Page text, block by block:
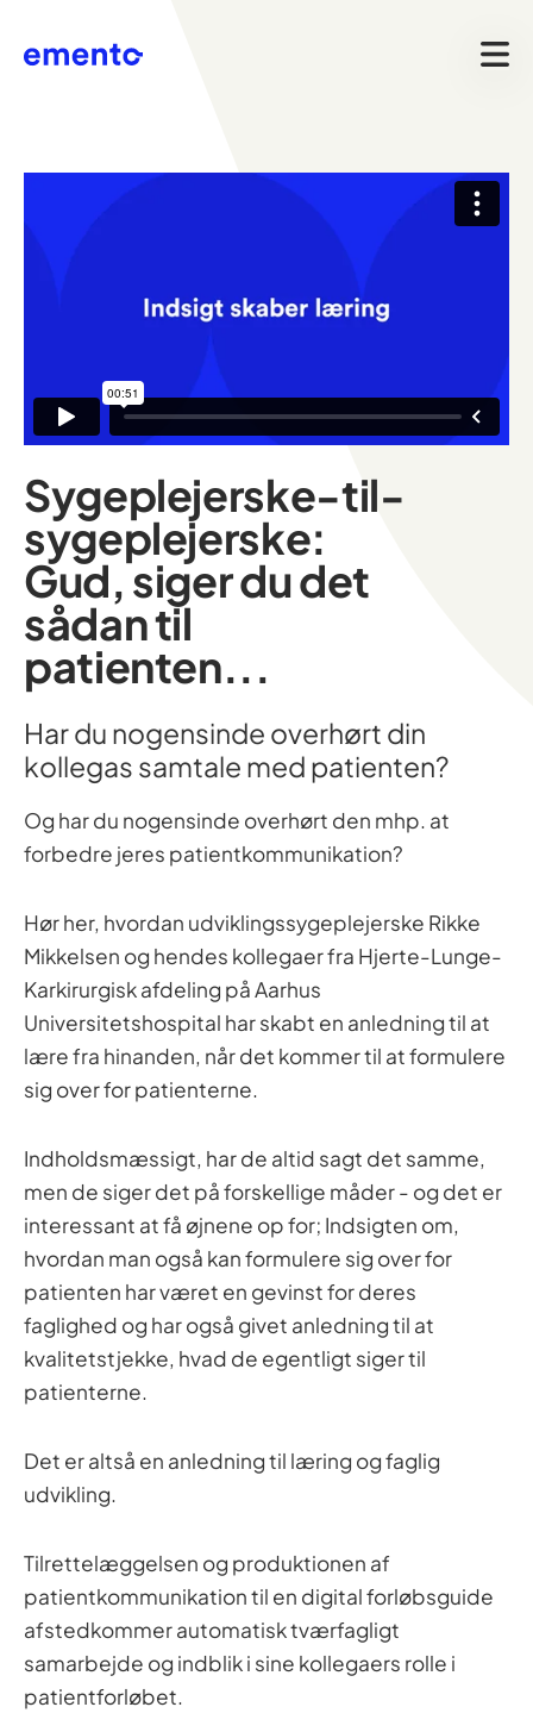
Sygeplejerske-til-
sygeplejerske:
Gud, siger du det
sådan til
patienten...
Har du nogensinde overhørt din
kollegas samtale med patienten?
Og har du nogensinde overhørt den mhp. at
forbedre jeres patientkommunikation?
Hør her, hvordan udviklingssygeplejerske Rikke
Mikkelsen og hendes kollegaer fra Hjerte-Lunge-
Karkirurgisk afdeling på Aarhus
Universitetshospital har skabt en anledning til at
lære fra hinanden, når det kommer til at formulere
sig over for patienterne.
Indholdsmæssigt, har de altid sagt det samme,
men de siger det på forskellige måder - og det er
interessant at få øjnene op for; Indsigten om,
hvordan man også kan formulere sig over for
patienten har været en gevinst for deres
faglighed og har også givet anledning til at
kvalitetstjekke, hvad de egentligt siger til
patienterne.
Det er altså en anledning til læring og faglig
udvikling.
Tilrettelæggelsen og produktionen af
patientkommunikation til en digital forløbsguide
afstedkommer automatisk tværfagligt
samarbejde og indblik i sine kollegaers rolle i
patientforløbet.